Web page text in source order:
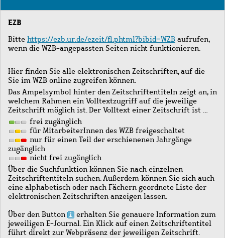
Journals
EZB
Bitte https://ezb.ur.de/ezeit/fl.phtml?bibid=WZB aufrufen,
wenn die WZB-angepassten Seiten nicht funktionieren.
Hier finden Sie alle elektronischen Zeitschriften, auf die
Sie im WZB online zugreifen können.
Das Ampelsymbol hinter den Zeitschriftentiteln zeigt an, in
welchem Rahmen ein Volltextzugriff auf die jeweilige
Zeitschrift möglich ist. Der Volltext einer Zeitschrift ist …
frei zugänglich
für MitarbeiterInnen des WZB freigeschaltet
nur für einen Teil der erschienenen Jahrgänge
zugänglich
nicht frei zugänglich
Über die Suchfunktion können Sie nach einzelnen
Zeitschriftentiteln suchen. Außerdem können Sie sich auch
eine alphabetisch oder nach Fächern geordnete Liste der
elektronischen Zeitschriften anzeigen lassen.
Über den Button
erhalten Sie genauere Information zum
jeweiligen E-Journal. Ein Klick auf einen Zeitschriftentitel
führt direkt zur Webpräsenz der jeweiligen Zeitschrift.